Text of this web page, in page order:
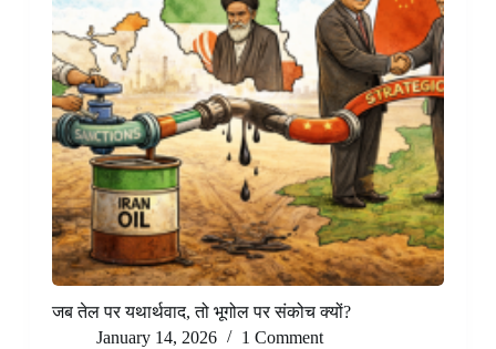
जब तेल पर यथार्थवाद, तो भूगोल पर संकोच क्यों?
January 14, 2026
1 Comment